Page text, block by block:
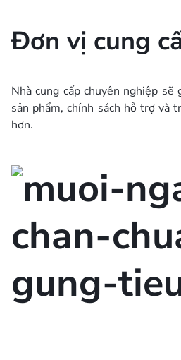
Đơn vị cung
Nhà cung cấp chuyên nghiệp
sản phẩm, chính sách hỗ trợ và
hơn.